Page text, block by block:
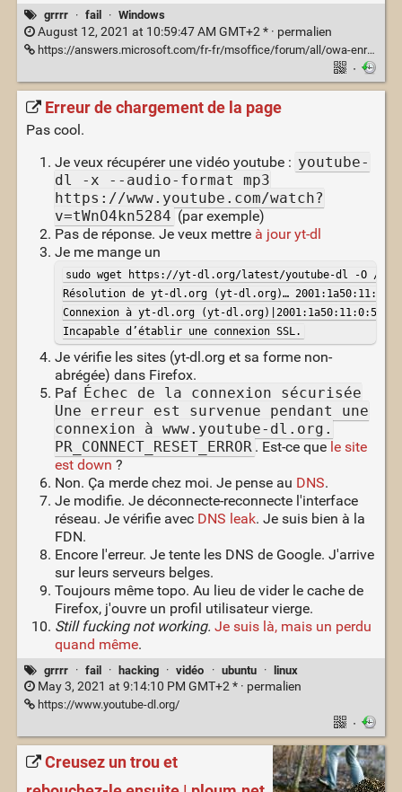
grrrr · fail · Windows
August 12, 2021 at 10:59:47 AM GMT+2 * · permalien
https://answers.microsoft.com/fr-fr/msoffice/forum/all/owa-enregistrer-un-mail-pi%C3%A8ces-jointes-en-eml/996ee398-0dfe-441c-9283-1135503598c9
·
Erreur de chargement de la page
Pas cool.
Je veux récupérer une vidéo youtube : youtube-
dl -x --audio-format mp3
https://www.youtube.com/watch?
v=tWnO4kn5284 (par exemple)
Pas de réponse. Je veux mettre à jour yt-dl
Je me mange un
sudo wget https://yt-dl.org/latest/youtube-dl -O /
Résolution de yt-dl.org (yt-dl.org)…
Connexion à yt-dl.org (yt-
Incapable d’établir une connexion SSL.
Je vérifie les sites (yt-dl.org et sa forme non-
abrégée) dans Firefox.
Paf Échec de la connexion sécurisée
Une erreur est survenue pendant une
connexion à www.youtube-dl.org.
PR_CONNECT_RESET_ERROR . Est-ce que le site
est down ?
Non. Ça merde chez moi. Je pense au DNS.
Je modifie. Je déconnecte-reconnecte l'interface
réseau. Je vérifie avec DNS leak. Je suis bien à la
FDN.
Encore l'erreur. Je tente les DNS de Google. J'arrive
sur leurs serveurs belges.
Toujours même topo. Au lieu de vider le cache de
Firefox, j'ouvre un profil utilisateur vierge.
Still fucking not working. Je suis là, mais un perdu
quand même.
grrrr · fail · hacking · vidéo · ubuntu · linux
May 3, 2021 at 9:14:10 PM GMT+2 * · permalien
https://www.youtube-dl.org/
·
Creusez un trou et